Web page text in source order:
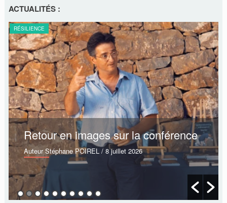
ACTUALITÉS :
RÉSILIENCE
Retour en images sur la conférence
Auteur Stéphane POIREL / 8 juillet 2026